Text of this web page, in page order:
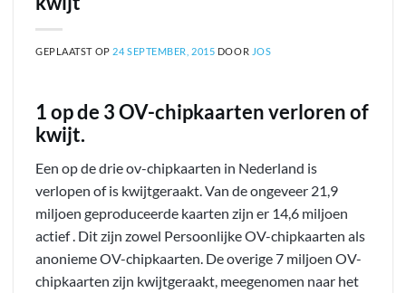
GEPLAATST OP 24 SEPTEMBER, 2015 DOOR JOS
1 op de 3 OV-chipkaarten verloren of
kwijt.
Een op de drie ov-chipkaarten in Nederland is
verlopen of is kwijtgeraakt. Van de ongeveer 21,9
miljoen geproduceerde kaarten zijn er 14,6 miljoen
actief . Dit zijn zowel Persoonlijke OV-chipkaarten als
anonieme OV-chipkaarten. De overige 7 miljoen OV-
chipkaarten zijn kwijtgeraakt, meegenomen naar het